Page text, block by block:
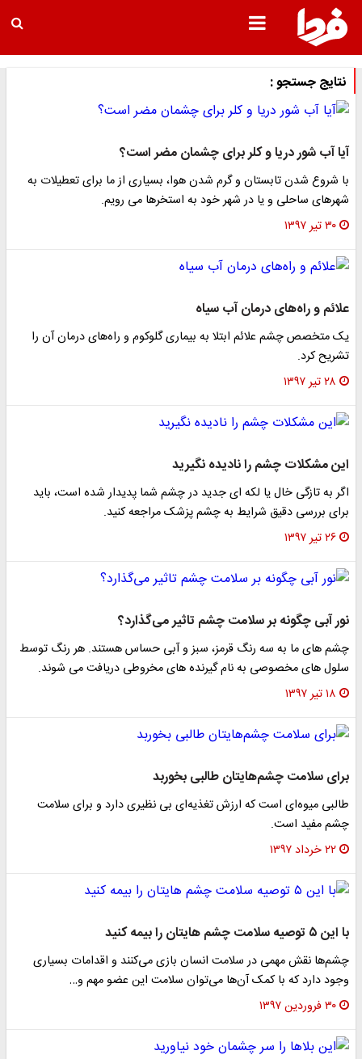
نتایج جستجو :
آیا آب شور دریا و کلر برای چشمان مضر است؟
با شروع شدن تابستان و گرم شدن هوا، بسیاری از ما برای تعطیلات به
شهرهای ساحلی و یا در شهر خود به استخرها می رویم.
۳۰ تیر ۱۳۹۷
علائم و راه‌های درمان آب سیاه
یک متخصص چشم علائم ابتلا به بیماری گلوکوم و راه‌های درمان آن را
تشریح کرد.
۲۸ تیر ۱۳۹۷
این مشکلات چشم را نادیده نگیرید
اگر به تازگی خال یا لکه ای جدید در چشم شما پدیدار شده است، باید
برای بررسی دقیق شرایط به چشم پزشک مراجعه کنید.
۲۶ تیر ۱۳۹۷
نور آبی چگونه بر سلامت چشم‌ تاثیر می‌گذارد؟
چشم های ما به سه رنگ قرمز، سبز و آبی حساس هستند. هر رنگ توسط
سلول های مخصوصی به نام گیرنده های مخروطی دریافت می شوند.
۱۸ تیر ۱۳۹۷
برای سلامت چشم‌هایتان طالبی بخوربد
طالبی میوه‌ای است که ارزش تغذیه‌ای بی نظیری دارد و برای سلامت
چشم مفید است.
۲۲ خرداد ۱۳۹۷
با این ۵ توصیه سلامت چشم هایتان را بیمه کنید
چشم‌ها نقش مهمی در سلامت انسان بازی می‌کنند و اقدامات بسیاری
وجود دارد که با کمک آن‌ها می‌توان سلامت این عضو مهم و…
۳۰ فروردین ۱۳۹۷